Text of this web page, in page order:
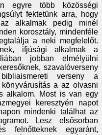
egyre több közösségi
fektetünk arra, hogy
alkalmak pedig minél
korosztály, mindenféle
a neki megfelelőt.
ifjúsági alkalmak a
jobban elmélyülni
szavalóverseny
verseny a
a az olvasni
alkalom. Most is van egy
keresztyén napot
mindenki találhat az
Lesz elsősorban
felnőtteknek egyaránt,